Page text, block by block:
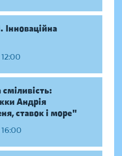
Інноваційна
Андрія
ставок і море"